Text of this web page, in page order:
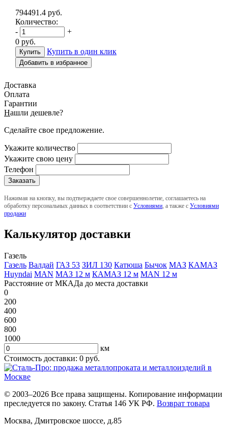
794491.4 руб.
Количество:
-
+
0 руб.
Купить в один клик
Добавить в избранное
Доставка
Оплата
Гарантии
Нашли дешевле?
Сделайте свое предложение.
Укажите количество
Укажите свою цену
Телефон
Нажимая на кнопку, вы подтверждаете свое совершеннолетие, соглашаетесь на
обработку персональных данных в соответствии с Условиями , а также с Условиями
продажи
Калькулятор доставки
Газель
Газель Валдай ГАЗ 53 ЗИЛ 130 Катюша Бычок МАЗ КАМАЗ
Huyndai MAN МАЗ 12 м КАМАЗ 12 м MAN 12 м
Расстояние от МКАДа до места доставки
0
200
400
600
800
1000
км
Стоимость доставки: 0 руб.
© 2003–2026 Все права защищены. Копирование информации
преследуется по закону. Статья 146 УК РФ. Возврат товара
Москва, Дмитровское шоссе, д.85